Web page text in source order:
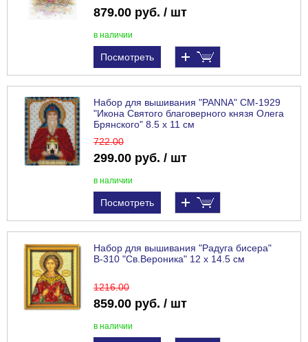
879.00 руб. / шт
в наличии
Посмотреть
Набор для вышивания "PANNA" CM-1929
"Икона Святого благоверного князя Олега
Брянского" 8.5 х 11 см
722.00
299.00 руб. / шт
в наличии
Посмотреть
Набор для вышивания "Радуга бисера"
В-310 "Св.Вероника" 12 х 14.5 см
1216.00
859.00 руб. / шт
в наличии